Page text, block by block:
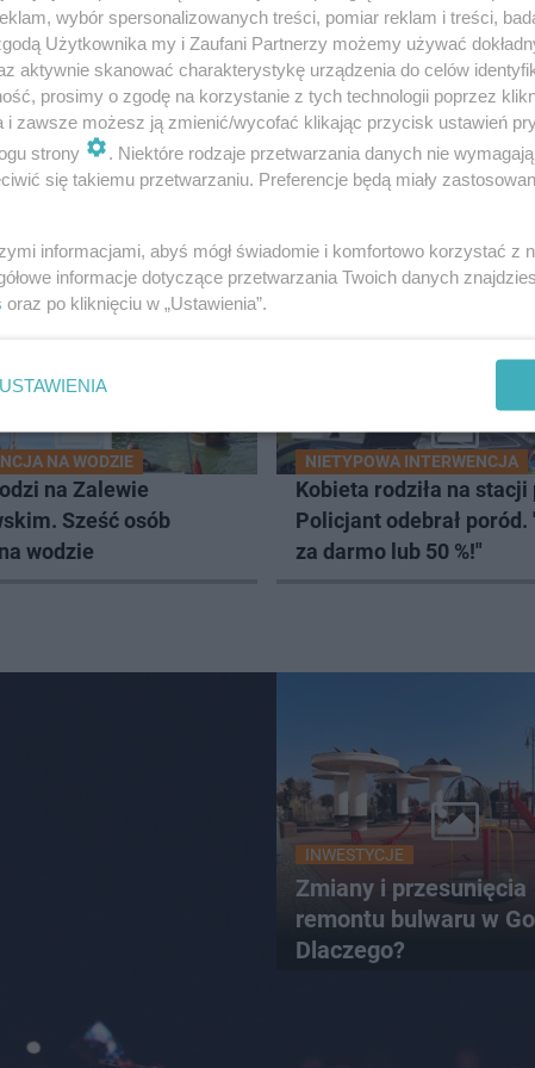
pw. Św. Wincentego a Paulo będzie miało
NA WODZIE
na Zalewie
Sześć osób
wodzie
NIETYPOWA INTERWENCJA
Kobieta rodziła na stacji
Policjant odebrał poród.
za darmo lub 50 %!"
INWESTYCJE
Zmiany i przesunięcia
remontu bulwaru w
Dlaczego?
wybór spersonalizowanych treści, pomiar reklam i treści,
Użytkownika my i Zaufani Partnerzy możemy używać
aktywnie skanować charakterystykę urządzenia do celów
prosimy o zgodę na korzystanie z tych technologii poprzez
i zawsze możesz ją zmienić/wycofać klikając przycisk ustawień
strony
. Niektóre rodzaje przetwarzania danych nie
się takiemu przetwarzaniu. Preferencje będą miały
informacjami, abyś mógł świadomie i komfortowo korzystać z
informacje dotyczące przetwarzania Twoich danych
oraz po kliknięciu w „Ustawienia”.
USTAWIENIA